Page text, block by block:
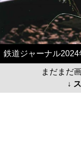
鉄道ジャーナル
まだまだ
↓